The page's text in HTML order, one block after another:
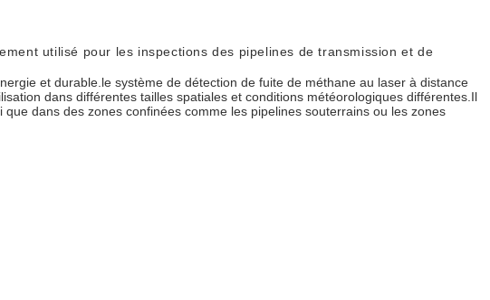
utilisé pour les inspections des pipelines de transmission et de
et durable.le système de détection de fuite de méthane au laser à distance
dans différentes tailles spatiales et conditions météorologiques différentes.Il
dans des zones confinées comme les pipelines souterrains ou les zones